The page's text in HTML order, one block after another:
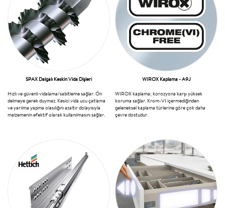
SPAX Dalgalı Keskin Vida Dişleri
Hızlı ve güvenli vidalama/sabitleme sağlar. Ön
delmeye gerek duymaz. Kesici vida ucu çatlama
ve yarılma yapma olasılığını azaltır dolayısıyla
malzemenin efektif olarak kullanılmasını sağlar.
WIROX Kaplama - A9J
WIROX kaplama; korozyona karşı yüksek
koruma sağlar. Krom-VI içermediğinden
geleneksel kaplama türlerine göre çok daha
çevre dostudur.